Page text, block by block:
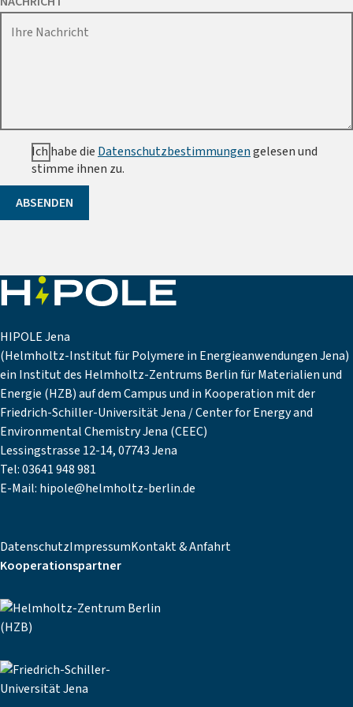
Ich habe die Datenschutzbestimmungengelesen und
stimme ihnen zu.
ABSENDEN
HIPOLE Jena
(Helmholtz-Institut für Polymere in Energieanwendungen Jena)
ein Institut des Helmholtz-Zentrums Berlin für Materialien und
Energie (HZB) auf dem Campus und in Kooperation mit der
Friedrich-Schiller-Universität Jena / Center for Energy and
Environmental Chemistry Jena (CEEC)
Lessingstrasse 12-14, 07743 Jena
Tel: 03641 948 981
E-Mail: hipole@helmholtz-berlin.de
DatenschutzImpressumKontakt & Anfahrt
Kooperationspartner